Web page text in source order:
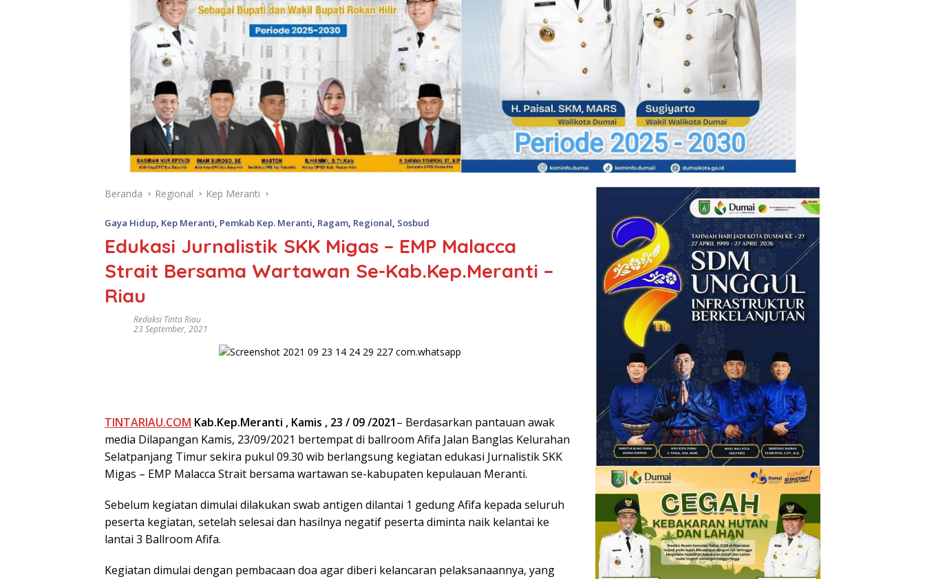
Beranda Regional Kep Meranti
Gaya Hidup, Kep Meranti, Pemkab Kep. Meranti, Ragam, Regional, Sosbud
Edukasi Jurnalistik SKK Migas – EMP Malacca
Strait Bersama Wartawan Se-Kab.Kep.Meranti –
Riau
Redaksi Tinta Riau
23 September, 2021
TINTARIAU.COM Kab.Kep.Meranti , Kamis , 23 / 09 /2021– Berdasarkan pantauan awak
media Dilapangan Kamis, 23/09/2021 bertempat di ballroom Afifa Jalan Banglas Kelurahan
Selatpanjang Timur sekira pukul 09.30 wib berlangsung kegiatan edukasi Jurnalistik SKK
Migas – EMP Malacca Strait bersama wartawan se-kabupaten kepulauan Meranti.
Sebelum kegiatan dimulai dilakukan swab antigen dilantai 1 gedung Afifa kepada seluruh
peserta kegiatan, setelah selesai dan hasilnya negatif peserta diminta naik kelantai ke
lantai 3 Ballroom Afifa.
Kegiatan dimulai dengan pembacaan doa agar diberi kelancaran pelaksanaannya, yang